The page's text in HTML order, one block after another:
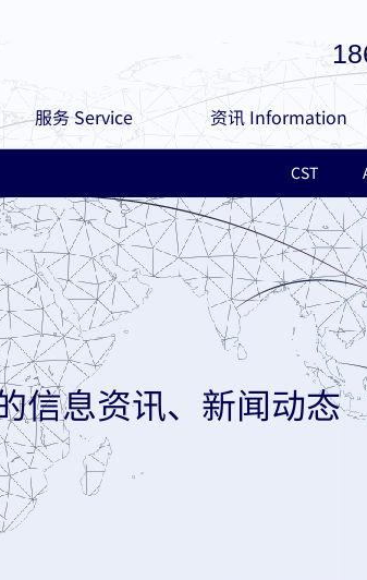
服务 Service 资讯 Information
信息资讯、新闻动态
CST